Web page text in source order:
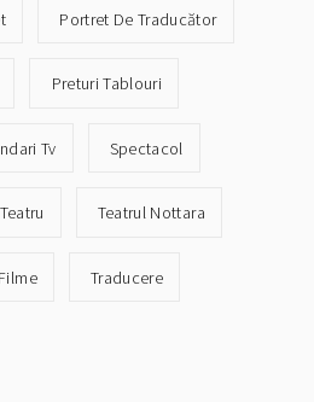
Portret De Traducător
Preturi Tablouri
Tv Spectacol
Teatru Teatrul Nottara
Traducere